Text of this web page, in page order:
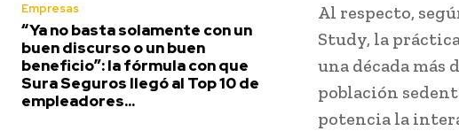
Empresas
“Ya no basta solamente con un
buen discurso o un buen
beneficio”: la fórmula con que
Sura Seguros llegó al Top 10 de
empleadores...
Al respecto,
Study, la
una década más
población
potencia la